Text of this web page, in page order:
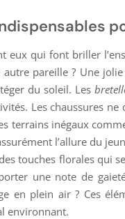
eux qui font briller
autre pareille ? Une
du soleil. Les
Les chaussures
terrains inégaux
l’allure du
touches florales qui
une note de
en plein air ? Ces
environnant.